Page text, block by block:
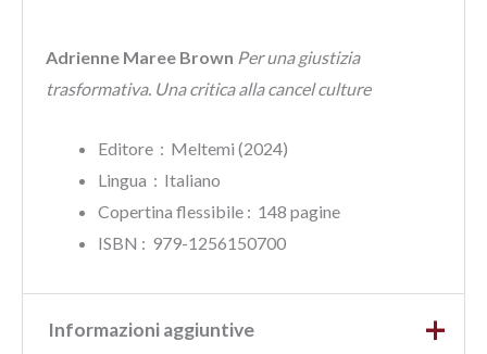
Adrienne Maree Brown Per una giustizia
trasformativa. Una critica alla cancel culture
Editore ‏ : ‎ Meltemi (2024)
Lingua ‏ : ‎ Italiano
Copertina flessibile : ‎ 148 pagine
ISBN‏ : ‎ 979-1256150700
Informazioni aggiuntive